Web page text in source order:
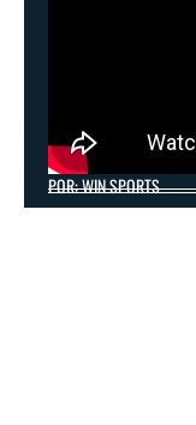
POR: WIN SPORTS